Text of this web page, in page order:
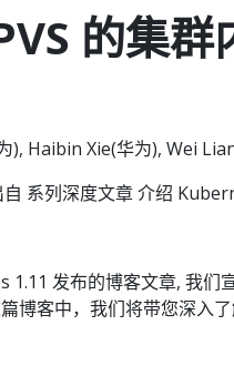
的集
), Haibin Xie(华为), Wei
系列深度文章 介绍
1.11 发布的博客文章, 我们
博客中，我们将带您深入了